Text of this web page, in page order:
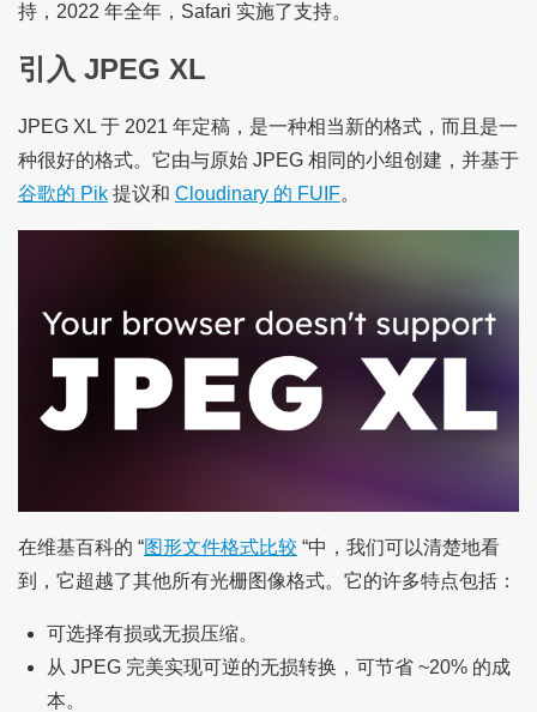
持，2022 年全年，Safari 实施了支持。
引入 JPEG XL
JPEG XL 于 2021 年定稿，是一种相当新的格式，而且是一
种很好的格式。它由与原始 JPEG 相同的小组创建，并基于
谷歌的 Pik提议和 Cloudinary 的 FUIF。
在维基百科的 “图形文件格式比较“中，我们可以清楚地看
到，它超越了其他所有光栅图像格式。它的许多特点包括：
可选择有损或无损压缩。
从 JPEG 完美实现可逆的无损转换，可节省 ~20% 的成
本。